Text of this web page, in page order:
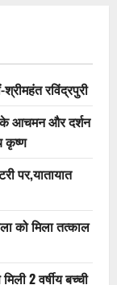
रविंद्रपुरी
के आचमन और दर्शन
कृष्ण
पर,यातायात
को मिला तत्काल
2 वर्षीय बच्ची